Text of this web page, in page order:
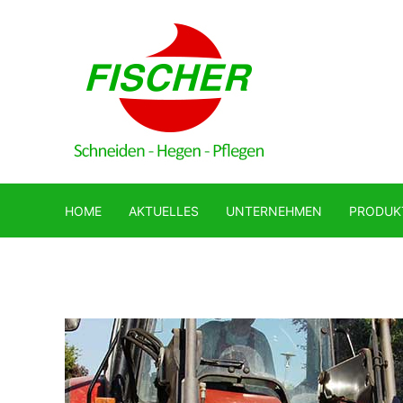
HOME AKTUELLES UNTERNEHMEN